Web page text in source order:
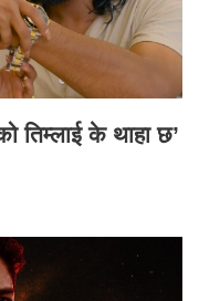
तिम्लाई के थाहा छ’